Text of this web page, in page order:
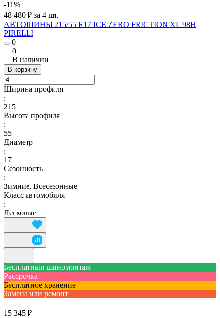
-11%
48 480 ₽ за 4 шт.
АВТОШИНЫ 215/55 R17 ICE ZERO FRICTION XL 98H
PIRELLI
0
0
В наличии
В корзину
Ширина профиля
:
215
Высота профиля
:
55
Диаметр
:
17
Сезонность
:
Зимние, Всесезонные
Класс автомобиля
:
Легковые
Бесплатный шиномонтаж
Рассрочка
Бесплатное хранение
Замена или ремонт
15 345 ₽